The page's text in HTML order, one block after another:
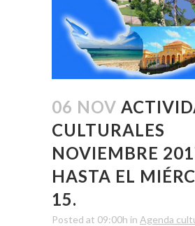
06 NOV
CULTURALES
NOVIEMBRE
HASTA EL
15.
Posted at 09:00h in Agenda